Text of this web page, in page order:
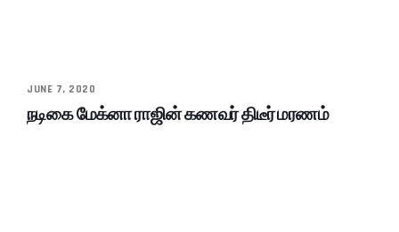
JUNE 7, 2020
நடிகை மேக்னா ராஜின் கணவர் திடீர் மரணம்